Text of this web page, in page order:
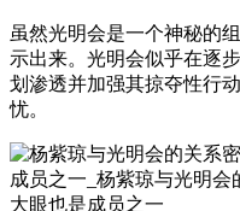
虽然光明会是一个神秘的
示出来。光明会似乎在逐
划渗透并加强其掠夺性行
忧。